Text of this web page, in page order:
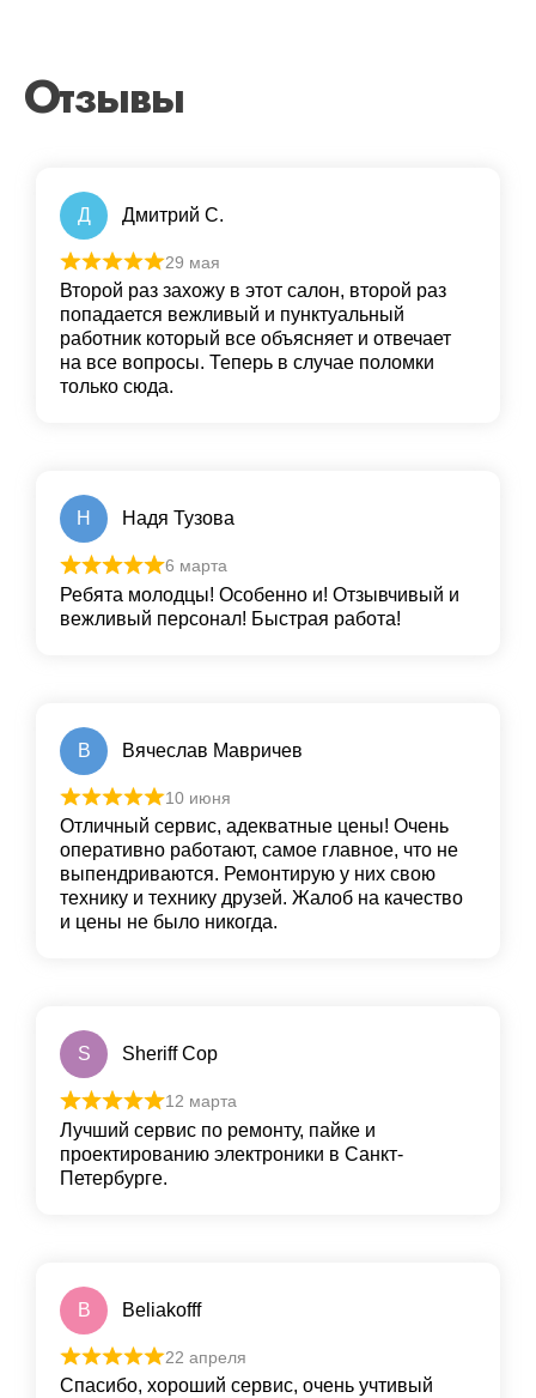
Отзывы
Д Дмитрий С.
29 мая
Второй раз захожу в этот салон, второй раз
попадается вежливый и пунктуальный
работник который все объясняет и отвечает
на все вопросы. Теперь в случае поломки
только сюда.
Н Надя Тузова
6 марта
Ребята молодцы! Особенно и! Отзывчивый и
вежливый персонал! Быстрая работа!
В Вячеслав Мавричев
10 июня
Отличный сервис, адекватные цены! Очень
оперативно работают, самое главное, что не
выпендриваются. Ремонтирую у них свою
технику и технику друзей. Жалоб на качество
и цены не было никогда.
S Sheriff Cop
12 марта
Лучший сервис по ремонту, пайке и
проектированию электроники в Санкт-
Петербурге.
B Beliakofff
22 апреля
Спасибо, хороший сервис, очень учтивый